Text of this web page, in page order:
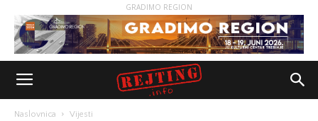
GRADIMO REGION
Naslovnica Vijesti